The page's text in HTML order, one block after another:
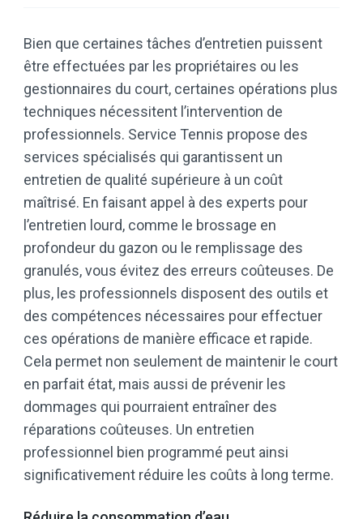
Bien que certaines tâches d’entretien puissent
être effectuées par les propriétaires ou les
gestionnaires du court, certaines opérations plus
techniques nécessitent l’intervention de
professionnels. Service Tennis propose des
services spécialisés qui garantissent un
entretien de qualité supérieure à un coût
maîtrisé. En faisant appel à des experts pour
l’entretien lourd, comme le brossage en
profondeur du gazon ou le remplissage des
granulés, vous évitez des erreurs coûteuses. De
plus, les professionnels disposent des outils et
des compétences nécessaires pour effectuer
ces opérations de manière efficace et rapide.
Cela permet non seulement de maintenir le court
en parfait état, mais aussi de prévenir les
dommages qui pourraient entraîner des
réparations coûteuses. Un entretien
professionnel bien programmé peut ainsi
significativement réduire les coûts à long terme.